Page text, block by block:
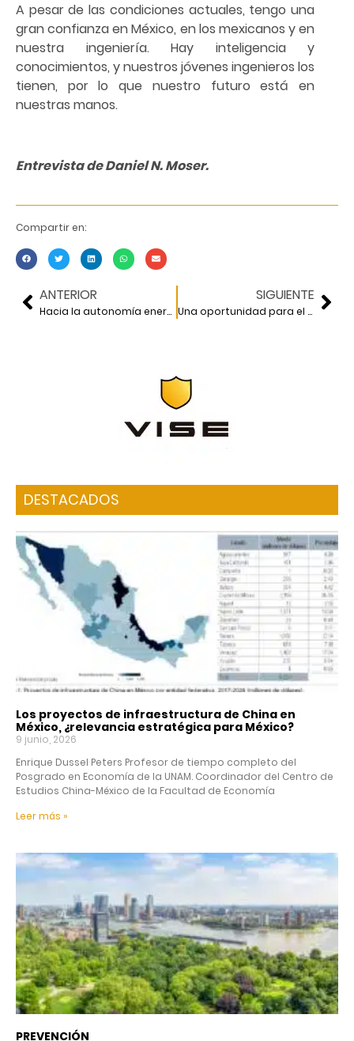
A pesar de las condiciones actuales, tengo una
gran confianza en México, en los mexicanos y en
nuestra ingeniería. Hay inteligencia y
conocimientos, y nuestros jóvenes ingenieros los
tienen, por lo que nuestro futuro está en
nuestras manos.
Entrevista de Daniel N. Moser.
Compartir en:
ANTERIOR
Hacia la autonomía energética
SIGUIENTE
Una oportunidad para el diálogo intersectorial
DESTACADOS
Los proyectos de infraestructura de China en
México, ¿relevancia estratégica para México?
9 junio, 2026
Enrique Dussel Peters Profesor de tiempo completo del
Posgrado en Economía de la UNAM. Coordinador del Centro de
Estudios China-México de la Facultad de Economía
Leer más »
PREVENCIÓN